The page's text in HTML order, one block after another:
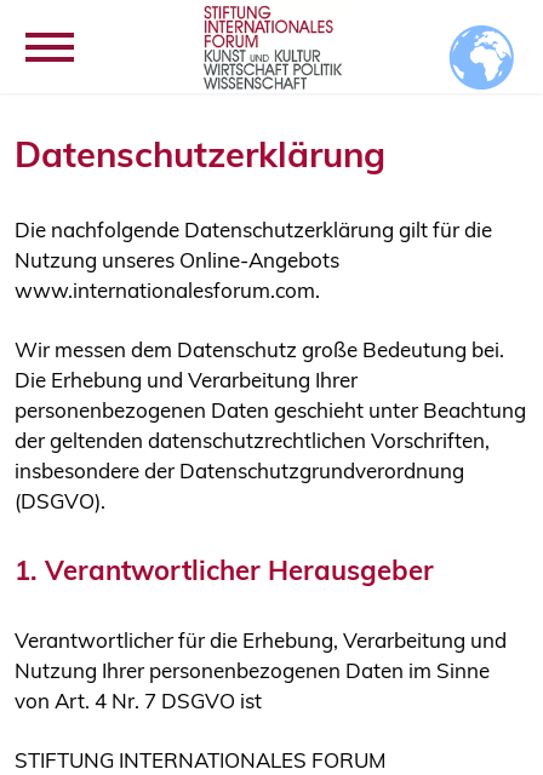
Datenschutzerklärung
Die nachfolgende Datenschutzerklärung gilt für die
Nutzung unseres Online-Angebots
www.internationalesforum.com.
Wir messen dem Datenschutz große Bedeutung bei.
Die Erhebung und Verarbeitung Ihrer
personenbezogenen Daten geschieht unter Beachtung
der geltenden datenschutzrechtlichen Vorschriften,
insbesondere der Datenschutzgrundverordnung
(DSGVO).
1. Verantwortlicher Herausgeber
Verantwortlicher für die Erhebung, Verarbeitung und
Nutzung Ihrer personenbezogenen Daten im Sinne
von Art. 4 Nr. 7 DSGVO ist
STIFTUNG INTERNATIONALES FORUM